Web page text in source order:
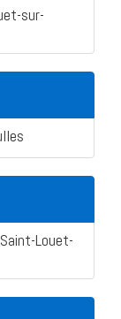
sur-
Louet-